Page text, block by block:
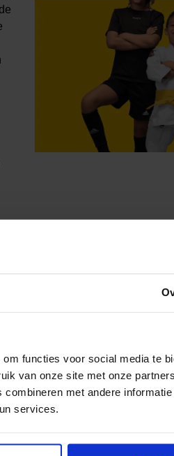
functies voor social media te
van onze site met onze
met andere
services.